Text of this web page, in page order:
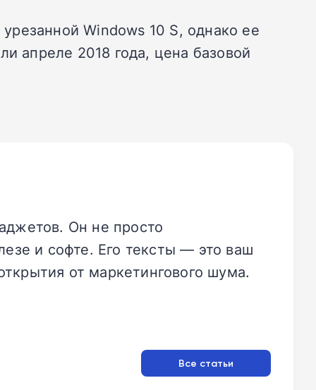
Windows 10 S, однако ее
апреле 2018 года, цена базовой
Он не просто
и софте. Его тексты — это ваш
от маркетингового шума.
Все статьи